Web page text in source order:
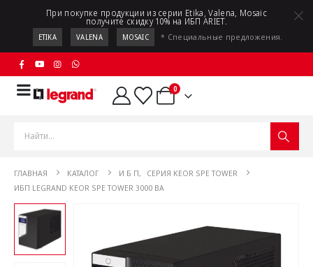
При покупке продукции из серии Etika, Valena, Mosaic
получите скидку 10% на ИБП ARIET.
ETIKA VALENA MOSAIC * Специальные предложения.
0
ГЛАВНАЯ КАТАЛОГ И Б П,
СЕРИЯ KEOR SPE TOWER
ИБП LEGRAND KEOR SPE TOWER 3000 ВА